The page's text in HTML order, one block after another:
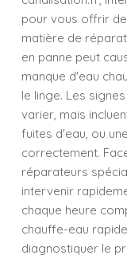
pour vous offrir
matière de
en panne peut
manque d'eau
le linge. Les
varier, mais
fuites d'eau, ou
correctement.
réparateurs
intervenir
chaque heure
chauffe-eau
diagnostiquer le